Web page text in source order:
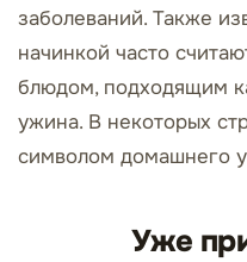
заболеваний. Также
начинкой часто
блюдом, подходящим
ужина. В некоторых
символом домашнего
Уже